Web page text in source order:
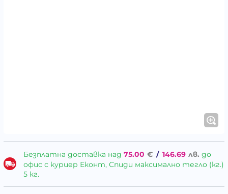
Безплатна доставка над 75.00 € / 146.69 лв. до
офис с куриер Еконт, Спиди максимално тегло (кг.)
5 кг.